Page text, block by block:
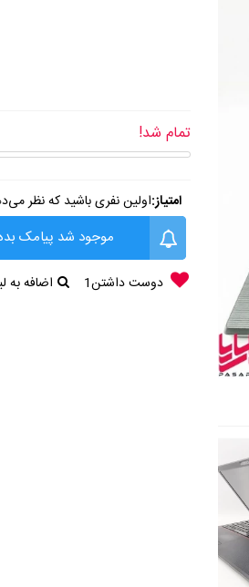
تمام شد!
امتیاز:اولین نفری باشید که نظر
موجود شد پیامک
دوست داشتن1 اضافه